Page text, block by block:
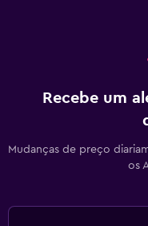
Recebe um
Mudanças de preço
os